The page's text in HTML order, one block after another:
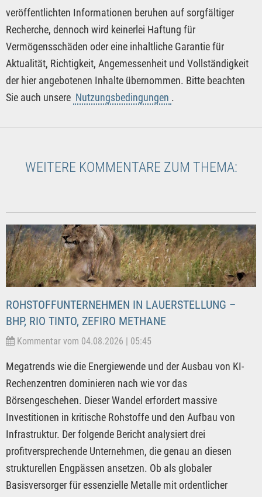
veröffentlichten Informationen beruhen auf sorgfältiger
Recherche, dennoch wird keinerlei Haftung für
Vermögensschäden oder eine inhaltliche Garantie für
Aktualität, Richtigkeit, Angemessenheit und Vollständigkeit
der hier angebotenen Inhalte übernommen. Bitte beachten
Sie auch unsere Nutzungsbedingungen .
WEITERE KOMMENTARE ZUM THEMA:
ROHSTOFFUNTERNEHMEN IN LAUERSTELLUNG –
BHP, RIO TINTO, ZEFIRO METHANE
Kommentar vom 04.08.2026 | 05:45
Megatrends wie die Energiewende und der Ausbau von KI-
Rechenzentren dominieren nach wie vor das
Börsengeschehen. Dieser Wandel erfordert massive
Investitionen in kritische Rohstoffe und den Aufbau von
Infrastruktur. Der folgende Bericht analysiert drei
profitversprechende Unternehmen, die genau an diesen
strukturellen Engpässen ansetzen. Ob als globaler
Basisversorger für essenzielle Metalle mit ordentlicher